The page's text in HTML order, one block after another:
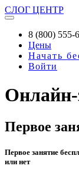
СЛОГ ЦЕНТР
8 (800) 555-
Цены
Начать
Войти
Онлайн-
Первое
Первое занятие
или нет